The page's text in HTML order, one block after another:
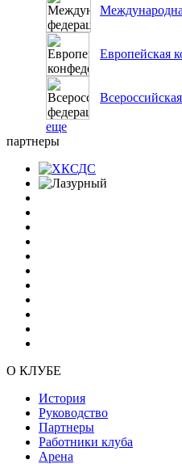
Европейская
еще
партнеры
О КЛУБЕ
История
Руководство
Партнеры
Работники клуба
Арена